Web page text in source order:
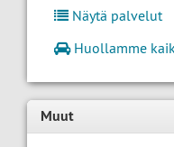
Näytä palvelut
Huollamme
Muut